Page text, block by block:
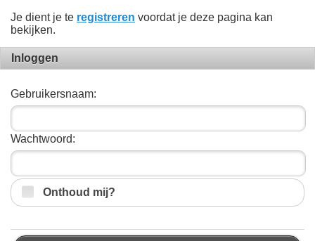
Je dient je te registreren voordat je deze pagina kan
bekijken.
Inloggen
Gebruikersnaam:
Wachtwoord:
Onthoud mij?